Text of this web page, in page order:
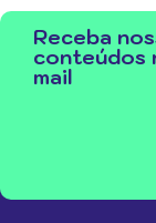
Receba
conteúdos
mail